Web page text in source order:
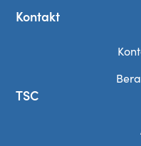
Kontakt
TSC